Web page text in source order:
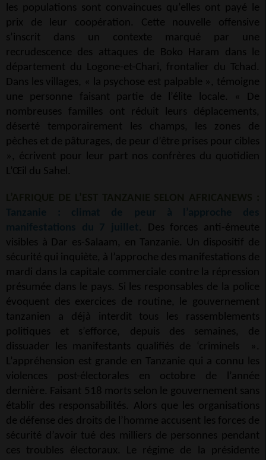
les populations sont convaincues qu’elles ont payé le
prix de leur coopération. Cette nouvelle offensive
s’inscrit dans un contexte marqué par une
recrudescence des attaques de Boko Haram dans le
département du Logone-et-Chari, frontalier du Tchad.
Dans les villages, « la psychose est palpable », témoigne
une personne faisant partie de l’élite locale. « De
nombreuses familles ont réduit leurs déplacements,
déserté temporairement les champs, les zones de
pèches et de pâturages, de peur d’être prises pour cibles
», écrivent pour leur part nos confrères du quotidien
L’Œil du Sahel.
. Des forces anti-émeute
visibles à Dar es-Salaam, en Tanzanie. Un dispositif de
sécurité qui inquiète, à l’approche des manifestations de
mardi dans la capitale commerciale contre la répression
présumée dans le pays. Si les responsables de la police
évoquent des exercices de routine, le gouvernement
tanzanien a déjà interdit tous les rassemblements
politiques et s’efforce, depuis des semaines, de
dissuader les manifestants qualifiés de ‘criminels ».
L’appréhension est grande en Tanzanie qui a connu les
violences post-électorales en octobre de l’année
dernière. Faisant 518 morts selon le gouvernement sans
établir des responsabilités. Alors que les organisations
de défense des droits de l’homme accusent les forces de
sécurité d’avoir tué des milliers de personnes pendant
ces troubles électoraux. Le régime de la présidente